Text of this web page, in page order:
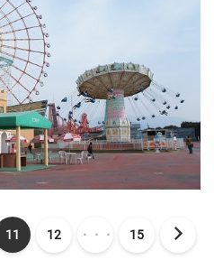
11 12 ・・・ 15